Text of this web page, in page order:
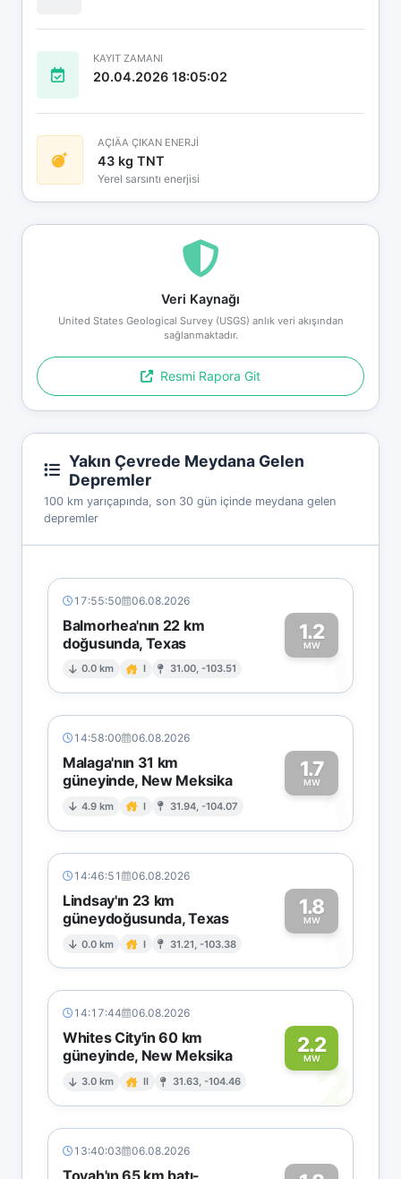
KAYIT ZAMANI
20.04.2026 18:05:02
AÇIÄA ÇIKAN ENERJİ
43 kg TNT
Yerel sarsıntı enerjisi
Veri Kaynağı
United States Geological Survey (USGS) anlık veri akışından
sağlanmaktadır.
Resmi Rapora Git
Yakın Çevrede Meydana Gelen
Depremler
100 km yarıçapında, son 30 gün içinde meydana gelen
depremler
17:55:50 06.08.2026
Balmorhea'nın 22 km
doğusunda, Texas
0.0 km I 31.00, -103.51
1.2
MW1
14:58:00 06.08.2026
Malaga'nın 31 km
güneyinde, New Meksika
4.9 km I 31.94, -104.07
1.7
MW1
14:46:51 06.08.2026
Lindsay'ın 23 km
güneydoğusunda, Texas
0.0 km I 31.21, -103.38
1.8
MW1
14:17:44 06.08.2026
Whites City'in 60 km
güneyinde, New Meksika
3.0 km II 31.63, -104.46
2.2
MW2
13:40:03 06.08.2026
Toyah'ın 65 km batı-